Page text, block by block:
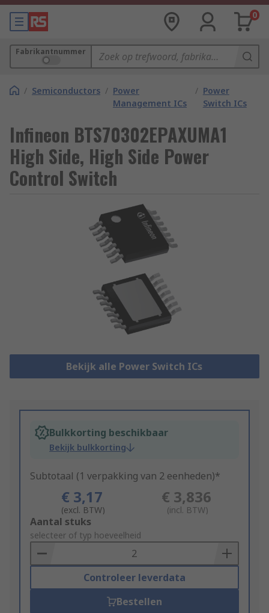
0
Fabrikantnummer
/ Semiconductors / Power
Management ICs
/ Power
Switch ICs
Infineon BTS70302EPAXUMA1
High Side, High Side Power
Control Switch
Bekijk alle Power Switch ICs
Bulkkorting beschikbaar
Bekijk bulkkorting
Subtotaal (1 verpakking van 2 eenheden)*
€ 3,17
(excl. BTW)
€ 3,836
(incl. BTW)
Add
to
Basket
Aantal stuks
selecteer of typ hoeveelheid
Controleer leverdata
Bestellen